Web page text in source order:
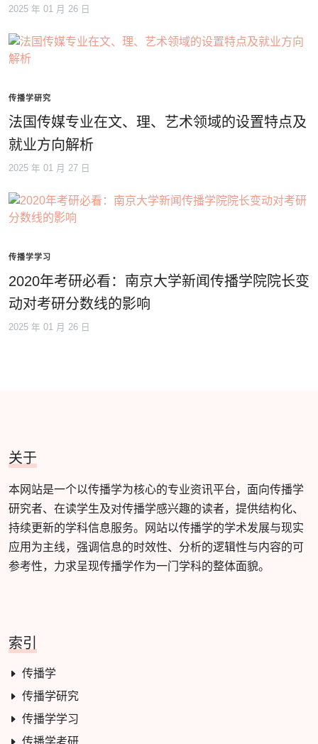
2025 年 01 月 26 日
传播学研究
法国传媒专业在文、理、艺术领域的设置特点及
就业方向解析
2025 年 01 月 27 日
传播学学习
2020年考研必看：南京大学新闻传播学院院长变
动对考研分数线的影响
2025 年 01 月 26 日
关于
本网站是一个以传播学为核心的专业资讯平台，面向传播学
研究者、在读学生及对传播学感兴趣的读者，提供结构化、
持续更新的学科信息服务。网站以传播学的学术发展与现实
应用为主线，强调信息的时效性、分析的逻辑性与内容的可
参考性，力求呈现传播学作为一门学科的整体面貌。
索引
传播学
传播学研究
传播学学习
传播学考研